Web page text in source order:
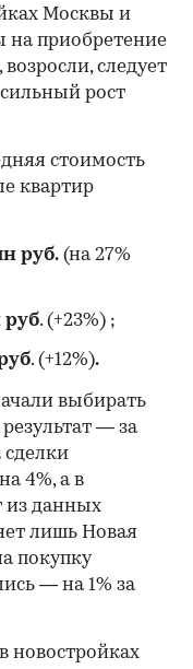
Москвы и
на приобретение
следует
рост
стоимость
квартир
руб. (на 27%
руб. (+23%) ;
. (+12%).
выбирать
— за
сделки
4%, а в
из данных
лишь Новая
покупку
— на 1% за
новостройках